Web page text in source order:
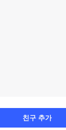
친구 추가